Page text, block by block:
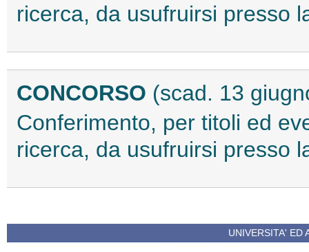
ricerca, da usufruirsi presso
CONCORSO (scad. 13
Conferimento, per titoli ed
ricerca, da usufruirsi presso
UNIVERSITA' ED